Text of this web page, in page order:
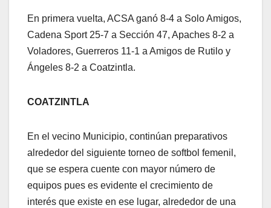
En primera vuelta, ACSA ganó 8-4 a Solo Amigos,
Cadena Sport 25-7 a Sección 47, Apaches 8-2 a
Voladores, Guerreros 11-1 a Amigos de Rutilo y
Ángeles 8-2 a Coatzintla.
COATZINTLA
En el vecino Municipio, continúan preparativos
alrededor del siguiente torneo de softbol femenil,
que se espera cuente con mayor número de
equipos pues es evidente el crecimiento de
interés que existe en ese lugar, alrededor de una